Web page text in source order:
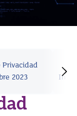
Privacidad
2023